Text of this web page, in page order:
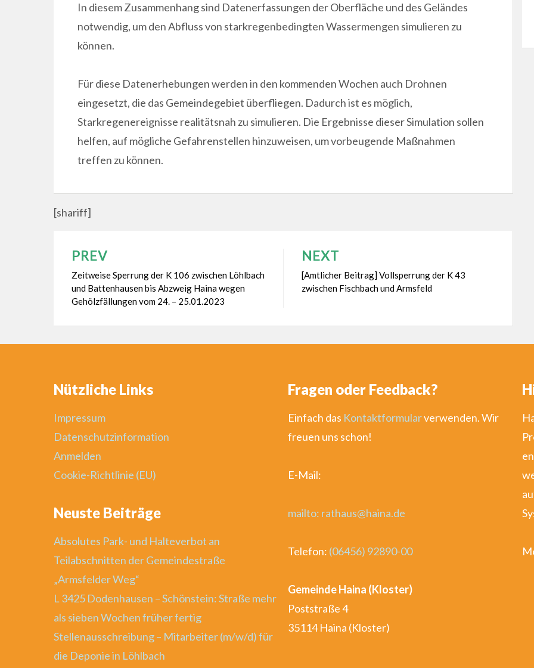
In diesem Zusammenhang sind Datenerfassungen der Oberfläche und des Geländes
notwendig, um den Abfluss von starkregenbedingten Wassermengen simulieren zu
können.
Für diese Datenerhebungen werden in den kommenden Wochen auch Drohnen
eingesetzt, die das Gemeindegebiet überfliegen. Dadurch ist es möglich,
Starkregenereignisse realitätsnah zu simulieren. Die Ergebnisse dieser Simulation sollen
helfen, auf mögliche Gefahrenstellen hinzuweisen, um vorbeugende Maßnahmen
treffen zu können.
[shariff]
Beitragsnavigation
PREV
Zeitweise Sperrung der K 106 zwischen Löhlbach
und Battenhausen bis Abzweig Haina wegen
Gehölzfällungen vom 24. – 25.01.2023
NEXT
[Amtlicher Beitrag] Vollsperrung der K 43
zwischen Fischbach und Armsfeld
Nützliche Links
Impressum
Datenschutzinformation
Anmelden
Cookie-Richtlinie (EU)
Neuste Beiträge
Absolutes Park- und Halteverbot an
Teilabschnitten der Gemeindestraße
„Armsfelder Weg“
L 3425 Dodenhausen – Schönstein: Straße mehr
als sieben Wochen früher fertig
Stellenausschreibung – Mitarbeiter (m/w/d) für
die Deponie in Löhlbach
Fragen oder Feedback?
Einfach das Kontaktformularverwenden. Wir
freuen uns schon!
E-Mail:
mailto: rathaus@haina.de
Telefon: (06456) 92890-00
Gemeinde Haina (Kloster)
Poststraße 4
35114 Haina (Kloster)